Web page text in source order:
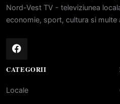
Nord-Vest TV - televiziunea
economie, sport, cultura si multe
CATEGORII
Locale